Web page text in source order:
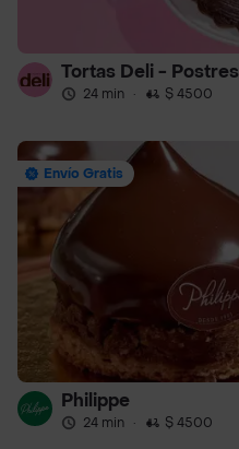
Tortas Deli - Postres
24 min · $ 4500
Envío Gratis
Philippe
24 min · $ 4500